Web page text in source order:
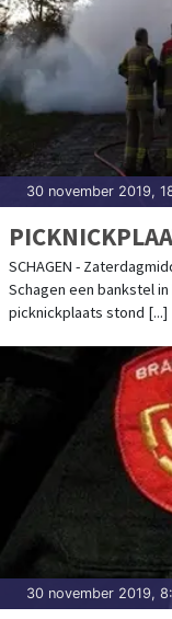
30 november 2019,
SCHAGEN -
Schagen een bankstel
picknickplaats stond [...]
30 november 2019,